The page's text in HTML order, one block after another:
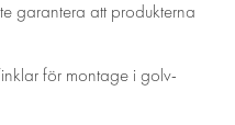
garantera att produkterna
för montage i golv-